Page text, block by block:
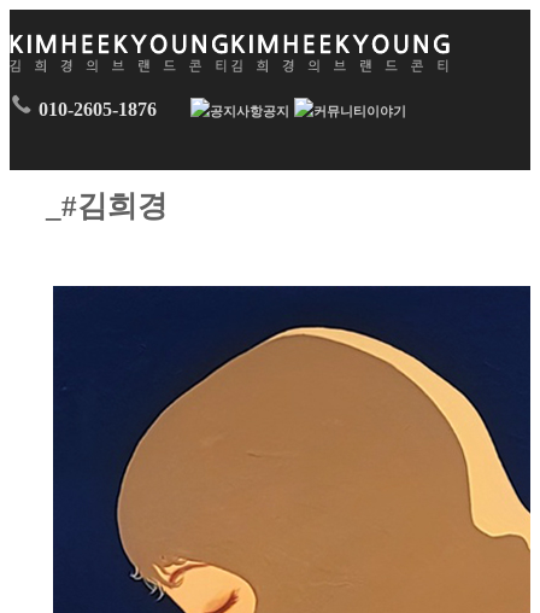
010-2605-1876 공지 이야기
_#김희경